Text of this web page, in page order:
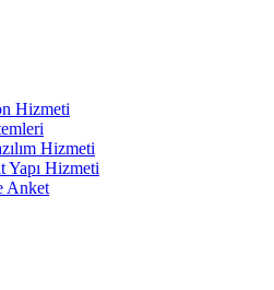
Hizmeti
Hizmeti
Yapı Hizmeti
Anket